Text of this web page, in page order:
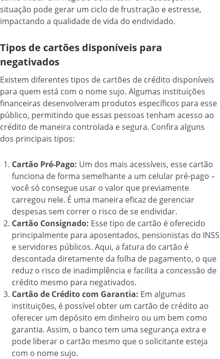
situação pode gerar um ciclo de frustração e estresse,
impactando a qualidade de vida do endividado.
Tipos de cartões disponíveis para
negativados
Existem diferentes tipos de cartões de crédito disponíveis
para quem está com o nome sujo. Algumas instituições
financeiras desenvolveram produtos específicos para esse
público, permitindo que essas pessoas tenham acesso ao
crédito de maneira controlada e segura. Confira alguns
dos principais tipos:
Cartão Pré-Pago: Um dos mais acessíveis, esse cartão
funciona de forma semelhante a um celular pré-pago –
você só consegue usar o valor que previamente
carregou nele. É uma maneira eficaz de gerenciar
despesas sem correr o risco de se endividar.
Cartão Consignado: Esse tipo de cartão é oferecido
principalmente para aposentados, pensionistas do INSS
e servidores públicos. Aqui, a fatura do cartão é
descontada diretamente da folha de pagamento, o que
reduz o risco de inadimplência e facilita a concessão de
crédito mesmo para negativados.
Cartão de Crédito com Garantia: Em algumas
instituições, é possível obter um cartão de crédito ao
oferecer um depósito em dinheiro ou um bem como
garantia. Assim, o banco tem uma segurança extra e
pode liberar o cartão mesmo que o solicitante esteja
com o nome sujo.